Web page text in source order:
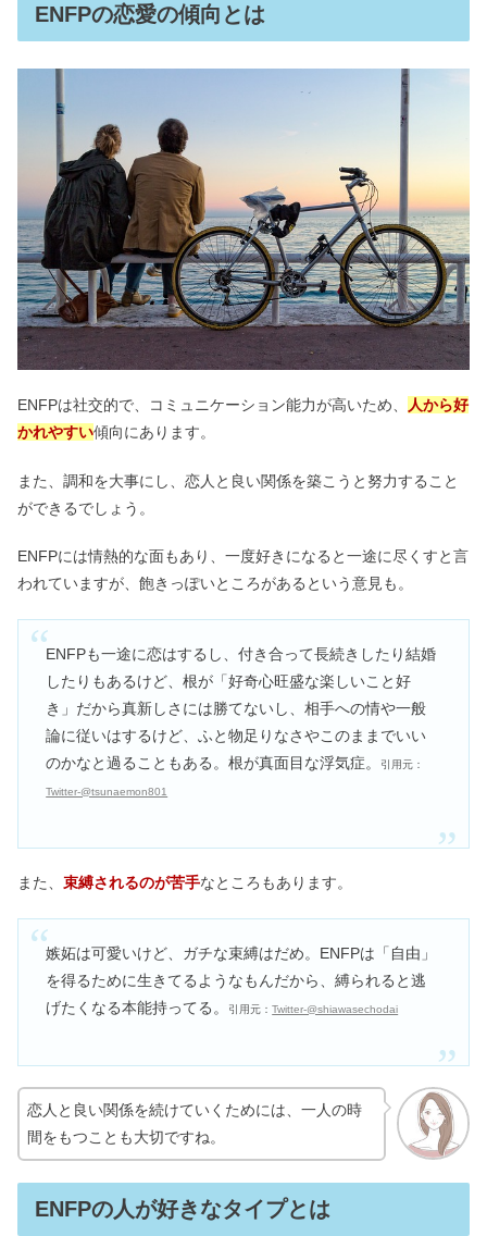
ENFPの恋愛の傾向とは
ENFPは社交的で、コミュニケーション能力が高いため、 人から好
かれやすい傾向にあります。
また、調和を大事にし、恋人と良い関係を築こうと努力すること
ができるでしょう。
ENFPには情熱的な面もあり、一度好きになると一途に尽くすと言
われていますが、飽きっぽいところがあるという意見も。
ENFPも一途に恋はするし、付き合って長続きしたり結婚
したりもあるけど、根が「好奇心旺盛な楽しいこと好
き」だから真新しさには勝てないし、相手への情や一般
論に従いはするけど、ふと物足りなさやこのままでいい
のかなと過ることもある。根が真面目な浮気症。
引用元：
Twitter-@tsunaemon801
また、 束縛されるのが苦手なところもあります。
嫉妬は可愛いけど、ガチな束縛はだめ。ENFPは「自由」
を得るために生きてるようなもんだから、縛られると逃
げたくなる本能持ってる。
引用元：Twitter-@shiawasechodai
恋人と良い関係を続けていくためには、一人の時
間をもつことも大切ですね。
ENFPの人が好きなタイプとは